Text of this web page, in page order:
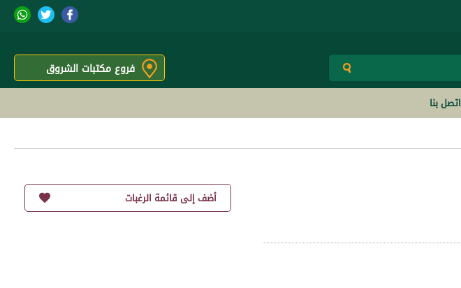
فروع مكتبات الشروق
اتصل بنا
أضف إلى قائمة الرغبات